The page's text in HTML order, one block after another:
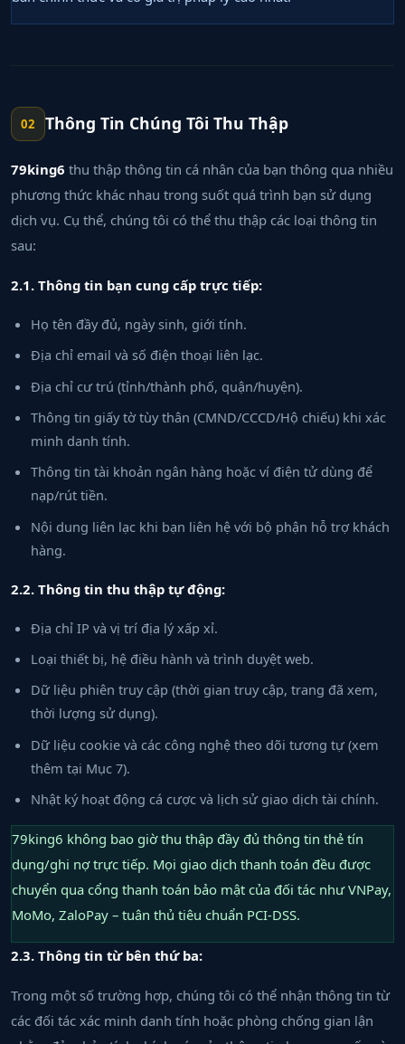
02 Thông Tin Chúng Tôi Thu Thập
79king6 thu thập thông tin cá nhân của bạn thông qua nhiều
phương thức khác nhau trong suốt quá trình bạn sử dụng
dịch vụ. Cụ thể, chúng tôi có thể thu thập các loại thông tin
sau:
2.1. Thông tin bạn cung cấp trực tiếp:
Họ tên đầy đủ, ngày sinh, giới tính.
Địa chỉ email và số điện thoại liên lạc.
Địa chỉ cư trú (tỉnh/thành phố, quận/huyện).
Thông tin giấy tờ tùy thân (CMND/CCCD/Hộ chiếu) khi xác
minh danh tính.
Thông tin tài khoản ngân hàng hoặc ví điện tử dùng để
nạp/rút tiền.
Nội dung liên lạc khi bạn liên hệ với bộ phận hỗ trợ khách
hàng.
2.2. Thông tin thu thập tự động:
Địa chỉ IP và vị trí địa lý xấp xỉ.
Loại thiết bị, hệ điều hành và trình duyệt web.
Dữ liệu phiên truy cập (thời gian truy cập, trang đã xem,
thời lượng sử dụng).
Dữ liệu cookie và các công nghệ theo dõi tương tự (xem
thêm tại Mục 7).
Nhật ký hoạt động cá cược và lịch sử giao dịch tài chính.
79king6 không bao giờ thu thập đầy đủ thông tin thẻ tín
dụng/ghi nợ trực tiếp. Mọi giao dịch thanh toán đều được
chuyển qua cổng thanh toán bảo mật của đối tác như VNPay,
MoMo, ZaloPay – tuân thủ tiêu chuẩn PCI-DSS.
2.3. Thông tin từ bên thứ ba:
Trong một số trường hợp, chúng tôi có thể nhận thông tin từ
các đối tác xác minh danh tính hoặc phòng chống gian lận